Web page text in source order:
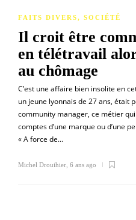
FAITS DIVERS, SOCIÉTÉ
Il croit être
en télétravail
au chômage
C’est une affaire bien insolite en
un jeune lyonnais de 27 ans, était
community manager, ce métier
comptes d’une marque ou d’une
« A force de…
Michel Drouihier 6 ans ago